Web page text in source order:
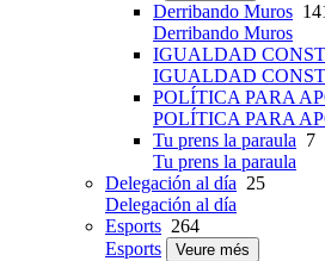
Derribando Muros
Derribando Muros
IGUALDAD
IGUALDAD
POLÍTICA PARA
POLÍTICA PARA
Tu prens la paraula 7
Tu prens la paraula
Delegación al día 25
Delegación al día
Esports 264
Esports
Veure més